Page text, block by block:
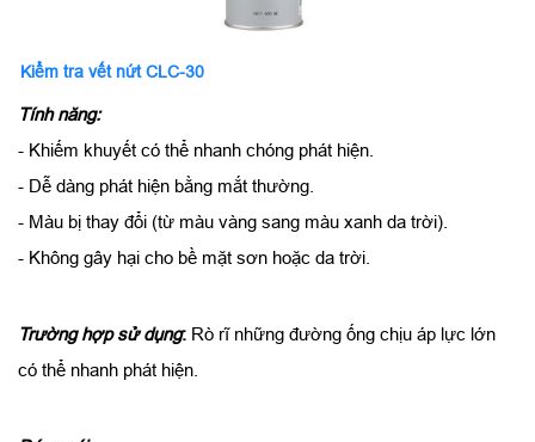
Kiểm tra vết nứt CLC-30
Tính năng:
- Khiếm khuyết có thể nhanh chóng phát hiện.
- Dễ dàng phát hiện bằng mắt thường.
- Màu bị thay đổi (từ màu vàng sang màu xanh da trời).
- Không gây hại cho bề mặt sơn hoặc da trời.
Trường hợp sử dụng: Rò rĩ những đường ống chịu áp lực lớn
có thể nhanh phát hiện.